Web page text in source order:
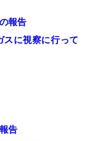
報告
スに視察に行って
告